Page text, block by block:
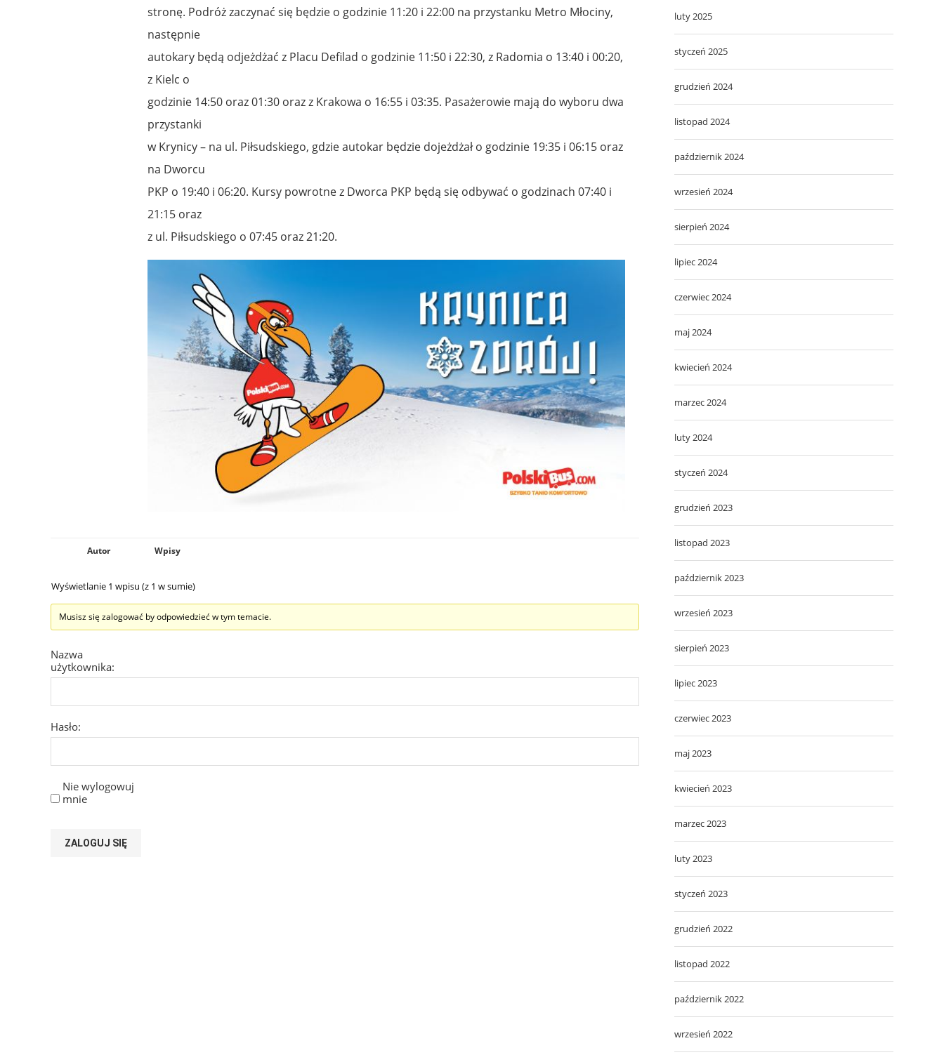
stronę. Podróż zaczynać się będzie o godzinie 11:20 i 22:00 na przystanku Metro Młociny,
następnie
autokary będą odjeżdżać z Placu Defilad o godzinie 11:50 i 22:30, z Radomia o 13:40 i 00:20,
z Kielc o
godzinie 14:50 oraz 01:30 oraz z Krakowa o 16:55 i 03:35. Pasażerowie mają do wyboru dwa
przystanki
w Krynicy – na ul. Piłsudskiego, gdzie autokar będzie dojeżdżał o godzinie 19:35 i 06:15 oraz
na Dworcu
PKP o 19:40 i 06:20. Kursy powrotne z Dworca PKP będą się odbywać o godzinach 07:40 i
21:15 oraz
z ul. Piłsudskiego o 07:45 oraz 21:20.
Autor Wpisy
Wyświetlanie 1 wpisu (z 1 w sumie)
Musisz się zalogować by odpowiedzieć w tym temacie.
Nazwa
użytkownika:
Hasło:
Nie wylogowuj
mnie
ZALOGUJ SIĘ
luty 2025
styczeń 2025
grudzień 2024
listopad 2024
październik 2024
wrzesień 2024
sierpień 2024
lipiec 2024
czerwiec 2024
maj 2024
kwiecień 2024
marzec 2024
luty 2024
styczeń 2024
grudzień 2023
listopad 2023
październik 2023
wrzesień 2023
sierpień 2023
lipiec 2023
czerwiec 2023
maj 2023
kwiecień 2023
marzec 2023
luty 2023
styczeń 2023
grudzień 2022
listopad 2022
październik 2022
wrzesień 2022